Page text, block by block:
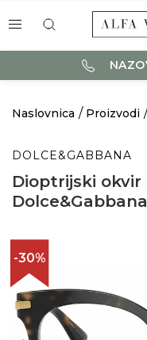
Naslovnica Proizvodi
DOLCE&GABBANA
Dioptrijski okvir
Dolce&Gabbana
-30%